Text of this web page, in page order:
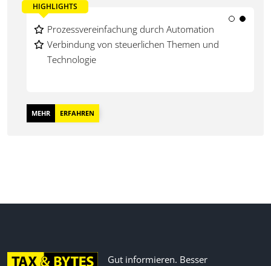
HIGHLIGHTS
Digitalisierung der Transfer Pricing-Funktion
Innovative Transfer Pricing-Tools im Fokus
Prozessvereinfachung durch Automation
Verbindung von steuerlichen Themen und
Technologie
MEHR ERFAHREN
Gut informieren. Besser